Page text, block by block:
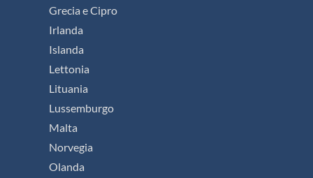
Grecia e Cipro
Irlanda
Islanda
Lettonia
Lituania
Lussemburgo
Malta
Norvegia
Olanda